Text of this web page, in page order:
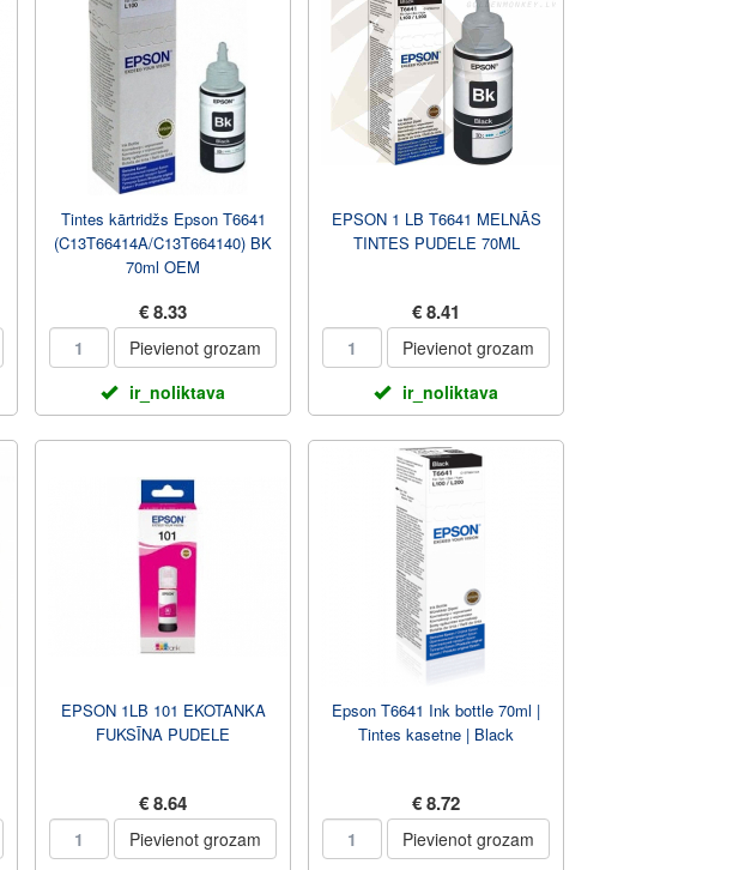
Tintes kārtridžs Epson T6641
(C13T66414A/C13T664140) BK
70ml OEM
€ 8.33
Pievienot grozam
ir_noliktava
EPSON 1 LB T6641 MELNĀS
TINTES PUDELE 70ML
€ 8.41
Pievienot grozam
ir_noliktava
EPSON 1LB 101 EKOTANKA
FUKSĪNA PUDELE
€ 8.64
Pievienot grozam
Epson T6641 Ink bottle 70ml |
Tintes kasetne | Black
€ 8.72
Pievienot grozam